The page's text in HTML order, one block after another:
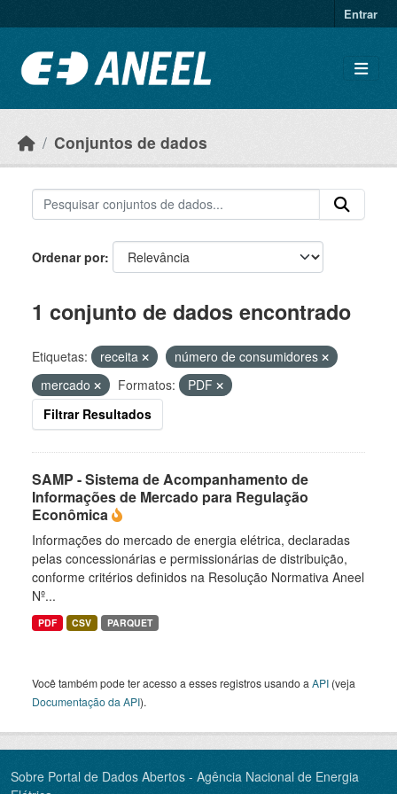
Entrar
Conjuntos de dados
Ordenar por
1 conjunto de dados encontrado
Etiquetas: receita
número de consumidores
mercado
Formatos:
PDF
Filtrar Resultados
SAMP - Sistema de Acompanhamento de
Informações de Mercado para Regulação
Econômica
Informações do mercado de energia elétrica, declaradas
pelas concessionárias e permissionárias de distribuição,
conforme critérios definidos na Resolução Normativa Aneel
Nº...
PDF CSV PARQUET
Você também pode ter acesso a esses registros usando a API (veja
Documentação da API).
Sobre Portal de Dados Abertos - Agência Nacional de Energia